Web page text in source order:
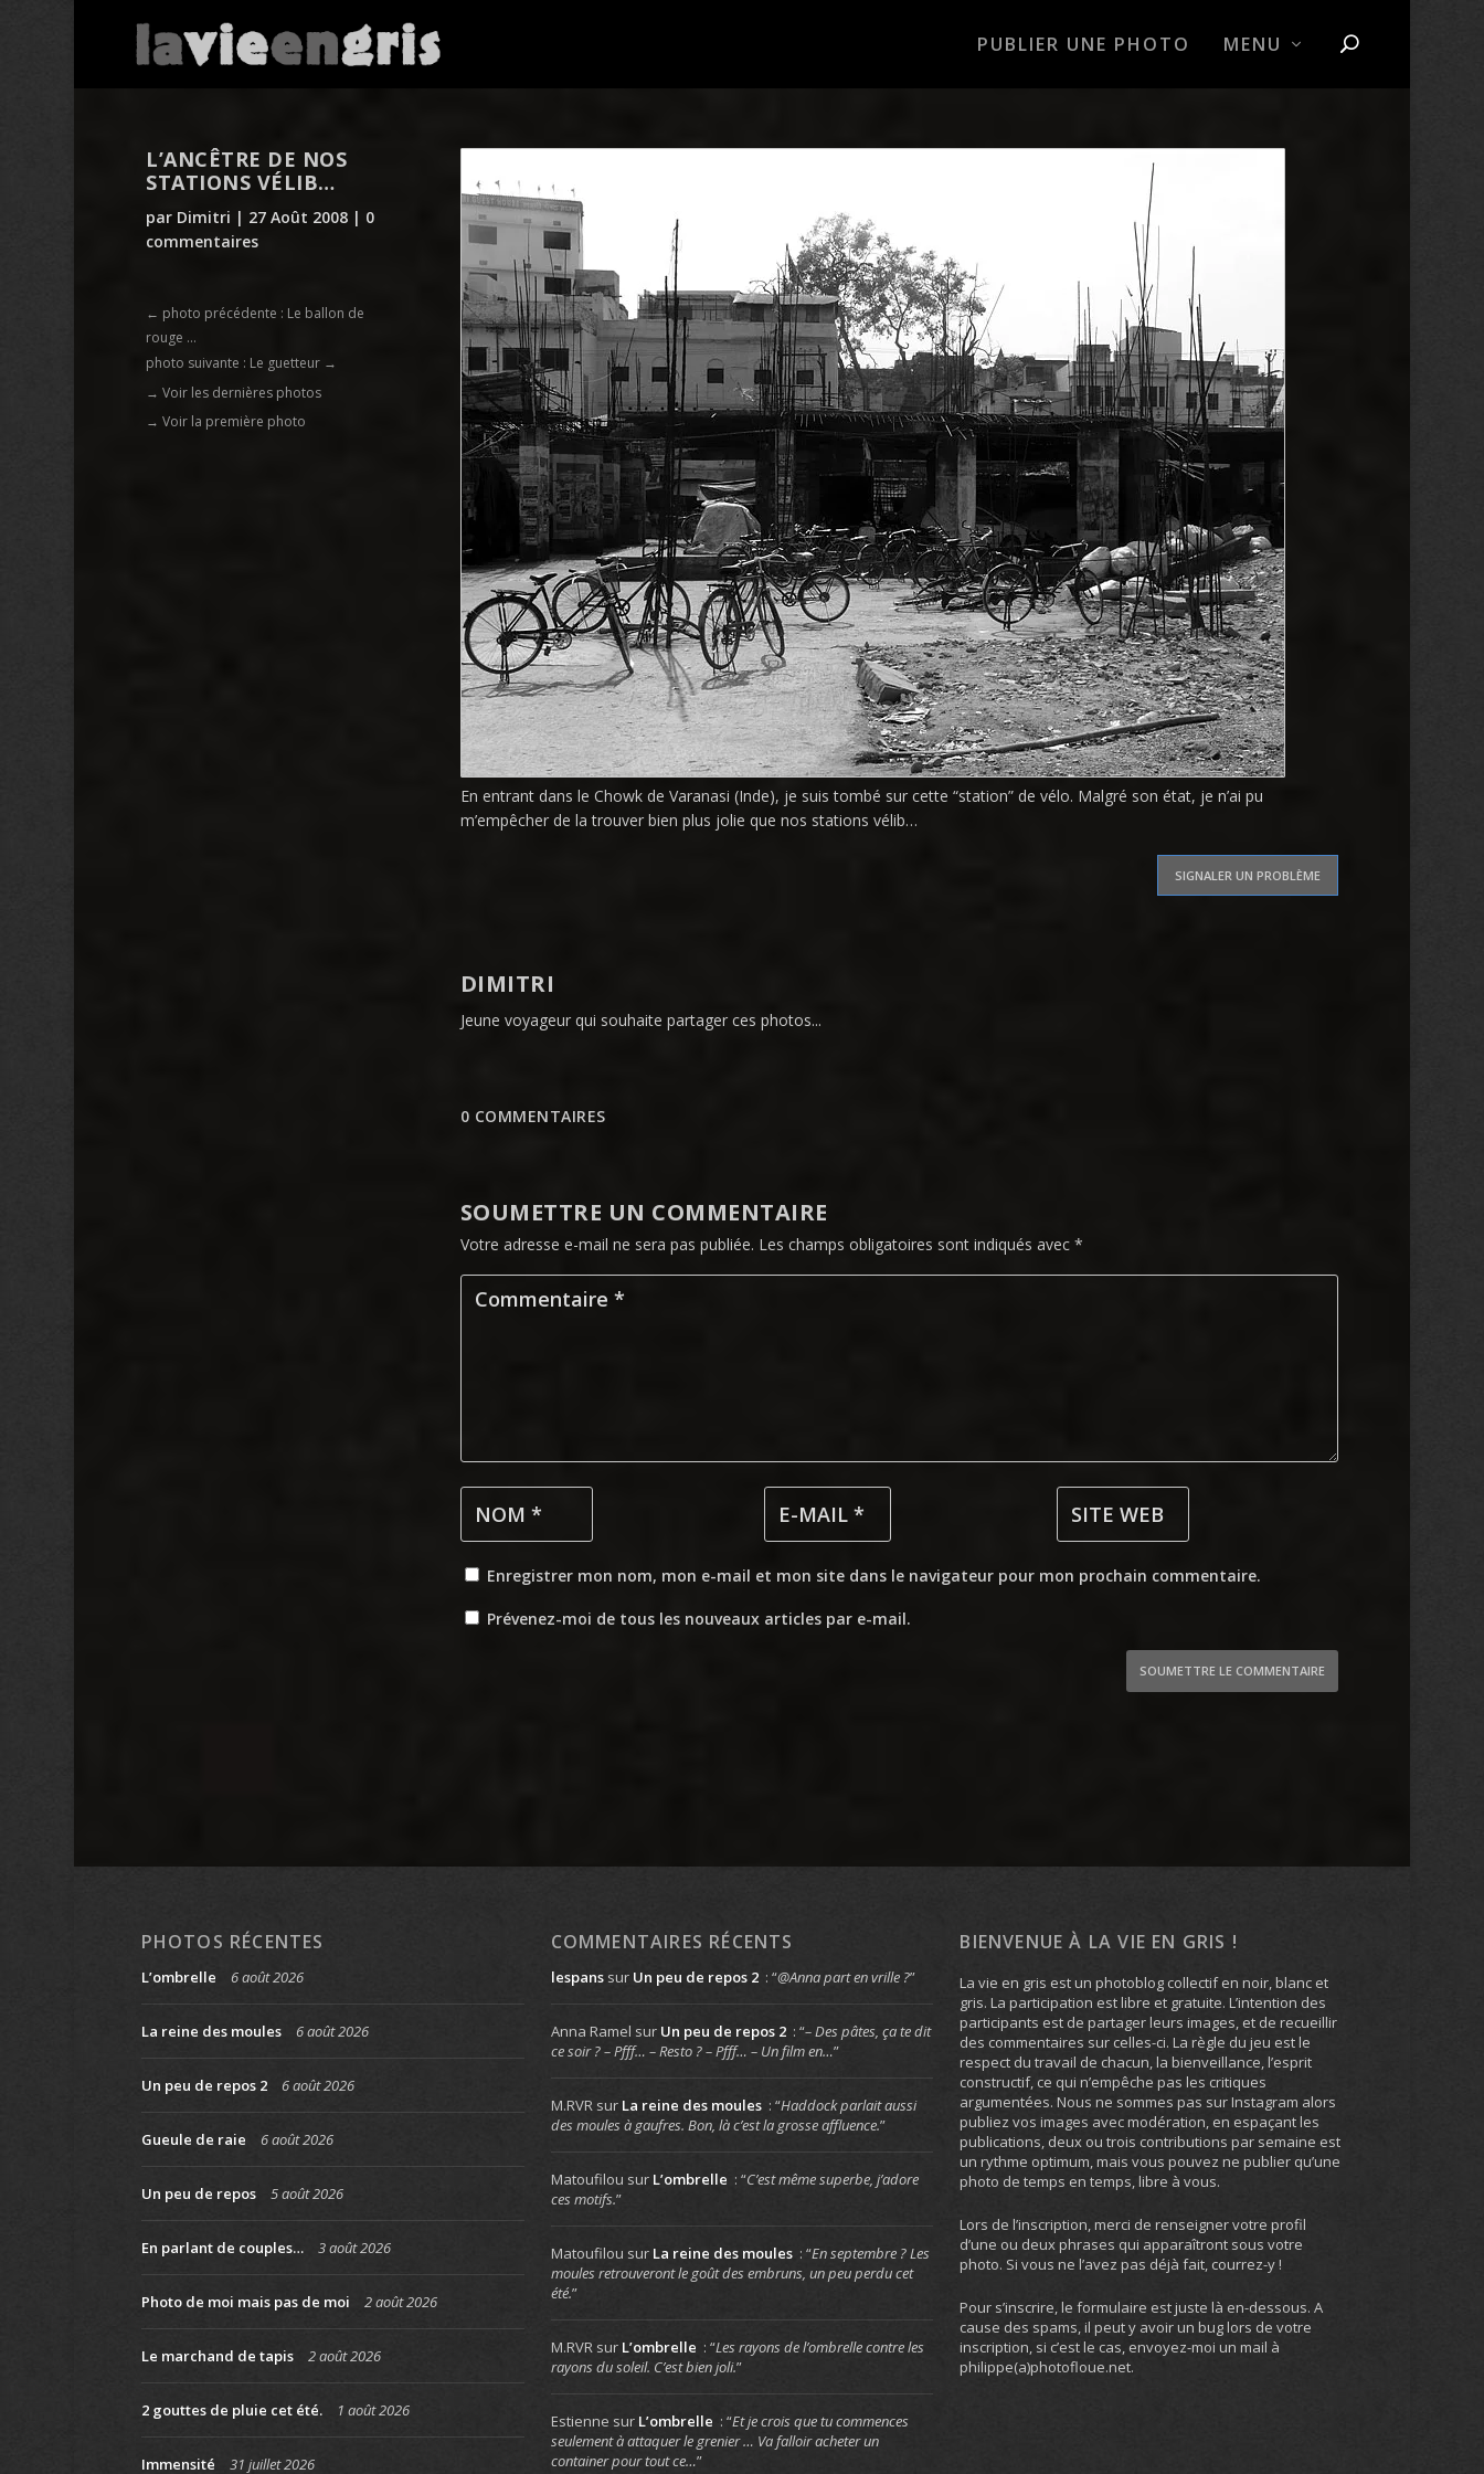
PUBLIER UNE PHOTO MENU
L’ANCÊTRE DE NOS
STATIONS VÉLIB…
par Dimitri | 27 Août 2008 | 0
commentaires
← photo précédente : Le ballon de
rouge ...
photo suivante : Le guetteur →
→ Voir les dernières photos
→ Voir la première photo
En entrant dans le Chowk de Varanasi (Inde), je suis tombé sur cette “station” de vélo. Malgré son état, je n’ai pu
m’empêcher de la trouver bien plus jolie que nos stations vélib…
SIGNALER UN PROBLÈME
DIMITRI
Jeune voyageur qui souhaite partager ces photos...
0 COMMENTAIRES
SOUMETTRE UN COMMENTAIRE
Votre adresse e-mail ne sera pas publiée. Les champs obligatoires sont indiqués avec *
Enregistrer mon nom, mon e-mail et mon site dans le navigateur pour mon prochain commentaire.
Prévenez-moi de tous les nouveaux articles par e-mail.
SOUMETTRE LE COMMENTAIRE
PHOTOS RÉCENTES
L’ombrelle 6 août 2026
La reine des moules 6 août 2026
Un peu de repos 2 6 août 2026
Gueule de raie 6 août 2026
Un peu de repos 5 août 2026
En parlant de couples… 3 août 2026
Photo de moi mais pas de moi 2 août 2026
Le marchand de tapis 2 août 2026
2 gouttes de pluie cet été. 1 août 2026
Immensité 31 juillet 2026
COMMENTAIRES RÉCENTS
lespanssur Un peu de repos 2 : “@Anna part en vrille ?”
Anna Ramel sur Un peu de repos 2 : “– Des pâtes, ça te dit
ce soir ? – Pfff… – Resto ? – Pfff… – Un film en…”
M.RVRsur La reine des moules : “Haddock parlait aussi
des moules à gaufres. Bon, là c’est la grosse affluence.”
Matoufilou sur L’ombrelle : “C’est même superbe, j’adore
ces motifs.”
Matoufilou sur La reine des moules : “En septembre ? Les
moules retrouveront le goût des embruns, un peu perdu cet
été.”
M.RVRsur L’ombrelle : “Les rayons de l’ombrelle contre les
rayons du soleil. C’est bien joli.”
Estienne sur L’ombrelle : “Et je crois que tu commences
seulement à attaquer le grenier … Va falloir acheter un
container pour tout ce…”
BIENVENUE À LA VIE EN GRIS !
La vie en gris est un photoblog collectif en noir, blanc et
gris. La participation est libre et gratuite. L’intention des
participants est de partager leurs images, et de recueillir
des commentaires sur celles-ci. La règle du jeu est le
respect du travail de chacun, la bienveillance, l’esprit
constructif, ce qui n’empêche pas les critiques
argumentées. Nous ne sommes pas sur Instagram alors
publiez vos images avec modération, en espaçant les
publications, deux ou trois contributions par semaine est
un rythme optimum, mais vous pouvez ne publier qu’une
photo de temps en temps, libre à vous.
Lors de l’inscription, merci de renseigner votre profil
d’une ou deux phrases qui apparaîtront sous votre
photo. Si vous ne l’avez pas déjà fait, courrez-y !
Pour s’inscrire, le formulaire est juste là en-dessous. A
cause des spams, il peut y avoir un bug lors de votre
inscription, si c’est le cas, envoyez-moi un mail à
philippe(a)photofloue.net.